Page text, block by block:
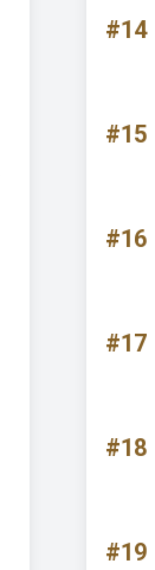
#14
#15
#16
#17
#18
#19